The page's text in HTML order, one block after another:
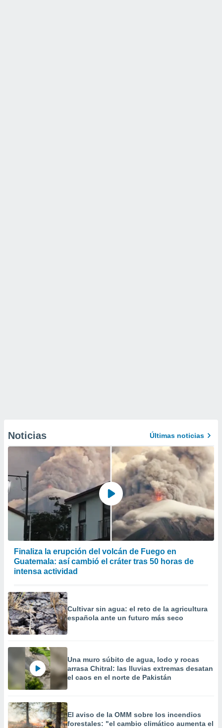
Noticias Últimas noticias
Finaliza la erupción del volcán de Fuego en
Guatemala: así cambió el cráter tras 50 horas de
intensa actividad
Cultivar sin agua: el reto de la agricultura
española ante un futuro más seco
Una muro súbito de agua, lodo y rocas
arrasa Chitral: las lluvias extremas desatan
el caos en el norte de Pakistán
El aviso de la OMM sobre los incendios
forestales: "el cambio climático aumenta el